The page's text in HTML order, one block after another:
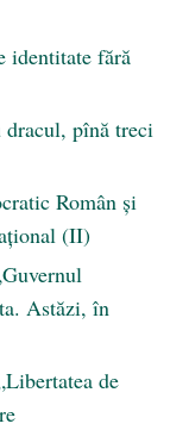
identitate fără
dracul, pînă treci
Român şi
(II)
Astăzi, în
de